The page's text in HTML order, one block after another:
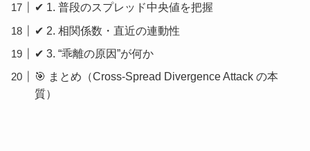
✔ 1. 普段のスプレッド中央値を把握
✔ 2. 相関係数・直近の連動性
✔ 3. “乖離の原因”が何か
🎯 まとめ（Cross-Spread Divergence Attack の本
質）